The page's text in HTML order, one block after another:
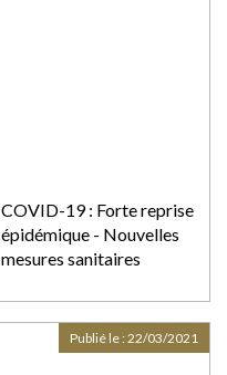
COVID-19 : Forte reprise
épidémique - Nouvelles
mesures sanitaires
Publié le :22/03/2021